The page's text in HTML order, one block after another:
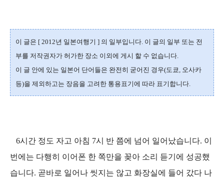
이 글은 [ 2012년 일본여행기 ] 의 일부입니다. 이 글의 일부 또는 전
부를 저작권자가 허가한 장소 이외에 게시 할 수 없습니다.
이 글 안에 있는 일본어 단어들은 완전히 굳어진 경우(도쿄, 오사카
등)을 제외하고는 장음을 고려한 통용표기에 따라 표기합니다.
6시간 정도 자고 아침 7시 반 쯤에 넘어 일어났습니다. 이
번에는 다행히 이어폰 한 쪽만을 꽂아 소리 듣기에 성공했
습니다. 곧바로 일어나 씻지는 않고 화장실에 들어 갔다 나